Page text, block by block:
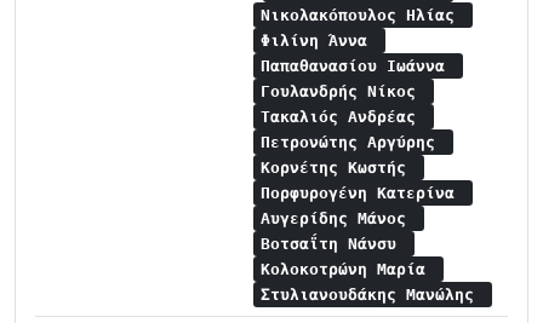
Νικολακόπουλος Ηλίας
Φιλίνη Άννα
Παπαθανασίου Ιωάννα
Γουλανδρής Νίκος
Τακαλιός Ανδρέας
Πετρονώτης Αργύρης
Κορνέτης Κωστής
Πορφυρογένη Κατερίνα
Αυγερίδης Μάνος
Βοτσαΐτη Νάνσυ
Κολοκοτρώνη Μαρία
Στυλιανουδάκης Μανώλης